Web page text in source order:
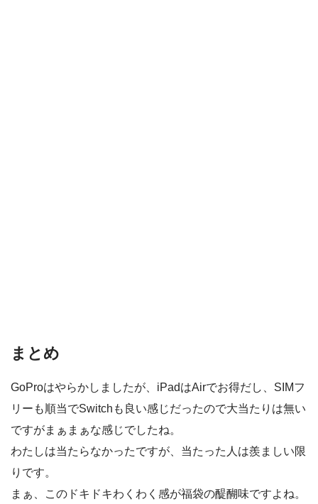
まとめ
GoProはやらかしましたが、iPadはAirでお得だし、SIMフ
リーも順当でSwitchも良い感じだったので大当たりは無い
ですがまぁまぁな感じでしたね。
わたしは当たらなかったですが、当たった人は羨ましい限
りです。
まぁ、このドキドキわくわく感が福袋の醍醐味ですよね。